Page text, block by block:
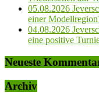
05.08.2026
einer
04.08.2026
eine positive
Neueste
Archiv